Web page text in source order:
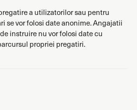
a utilizatorilor sau pentru
se vor folosi date anonime. Angajatii
instruire nu vor folosi date cu
propriei pregatiri.